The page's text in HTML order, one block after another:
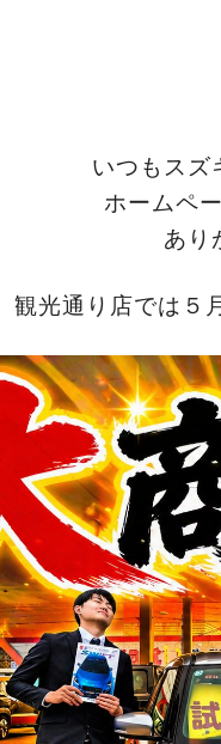
いつもスズ
ホームペ
あり
観光通り店では５